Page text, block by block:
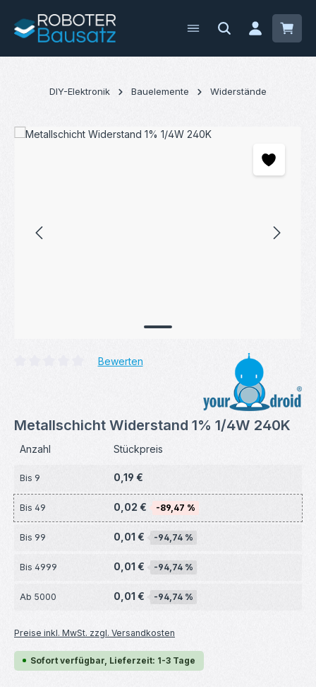
Zum Hauptinhalt springen
DIY-Elektronik Bauelemente Widerstände
Bildergalerie überspringen
Durchschnittliche Bewertung von 0 von 5 Sternen
Bewerten
Metallschicht Widerstand 1% 1/4W 240K
Anzahl Stückpreis
Bis 9 0,19 €
Bis 49 0,02 € -89,47 %
Bis 99 0,01 € -94,74 %
Bis 4999 0,01 € -94,74 %
Ab 5000 0,01 € -94,74 %
Preise inkl. MwSt. zzgl. Versandkosten
Sofort verfügbar, Lieferzeit: 1-3 Tage